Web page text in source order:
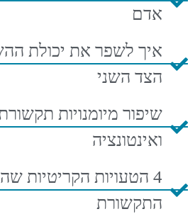
אדם
איך לשפר את יכולת
הצד השני
שיפור מיומנויות
ואינטונציה
4 הטעויות הקריטיות
התקשורת